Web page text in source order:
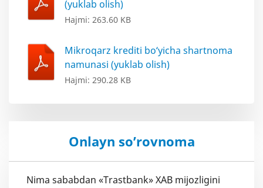
(yuklab olish)
Hajmi: 263.60 KB
Mikroqarz krediti bo‘yicha shartnoma
namunasi (yuklab olish)
Hajmi: 290.28 KB
Onlayn so’rovnoma
Nima sababdan «Trastbank» XAB mijozligini